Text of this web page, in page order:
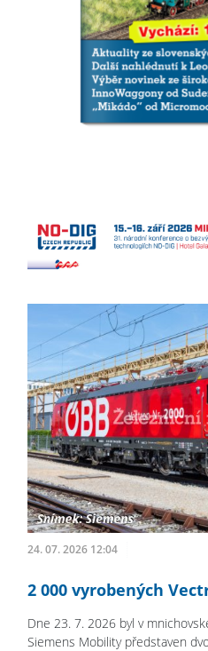
24. 07. 2026 12:04
2 000 vyrobených
Dne 23. 7. 2026 byl v
Siemens Mobility představen